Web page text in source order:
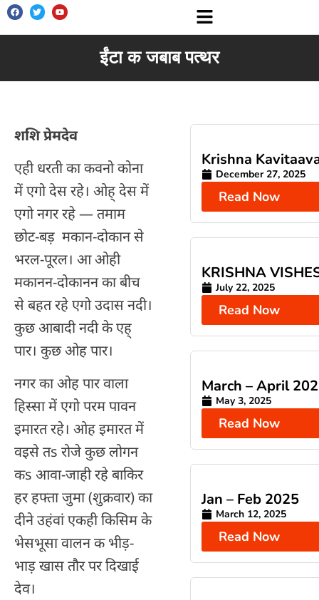
ईंटा क जबाब पत्थर
शशि प्रेमदेव
एही धरती का कवनो कोना
में एगो देस रहे। ओह् देस में
एगो नगर रहे — तमाम
छोट-बड़ मकान-दोकान से
भरल-पूरल। आ ओही
मकानन-दोकानन का बीच
से बहत रहे एगो उदास नदी।
कुछ आबादी नदी के एह्
पार। कुछ ओह पार।
नगर का ओह पार वाला
हिस्सा में एगो परम पावन
इमारत रहे। ओह इमारत में
वइसे तs रोजे कुछ लोगन
कs आवा-जाही रहे बाकिर
हर हफ्ता जुमा (शुक्रवार) का
दीने उहंवां एकही किसिम के
भेसभूसा वालन क भीड़-
भाड़ खास तौर पर दिखाई
देव।
Krishna
December 27, 2025
Read Now
KRISHNA
July 22, 2025
Read Now
March – April
May 3, 2025
Read Now
Jan – Feb 2025
March 12, 2025
Read Now